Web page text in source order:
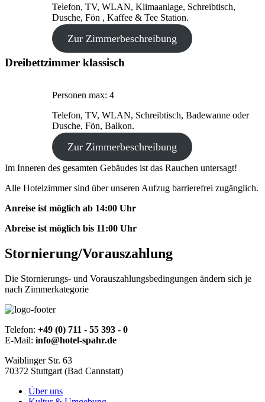
Telefon, TV, WLAN, Klimaanlage, Schreibtisch,
Dusche, Fön , Kaffee & Tee Station.
Zur Zimmerbeschreibung
Dreibettzimmer klassisch
Personen max: 4
Telefon, TV, WLAN, Schreibtisch, Badewanne oder
Dusche, Fön, Balkon.
Zur Zimmerbeschreibung
Im Inneren des gesamten Gebäudes ist das Rauchen untersagt!
Alle Hotelzimmer sind über unseren Aufzug barrierefrei zugänglich.
Anreise ist möglich ab 14:00 Uhr
Abreise ist möglich bis 11:00 Uhr
Stornierung/Vorauszahlung
Die Stornierungs- und Vorauszahlungsbedingungen ändern sich je
nach Zimmerkategorie
Telefon: +49 (0) 711 - 55 393 - 0
E-Mail: info@hotel-spahr.de
Waiblinger Str. 63
70372 Stuttgart (Bad Cannstatt)
Über uns